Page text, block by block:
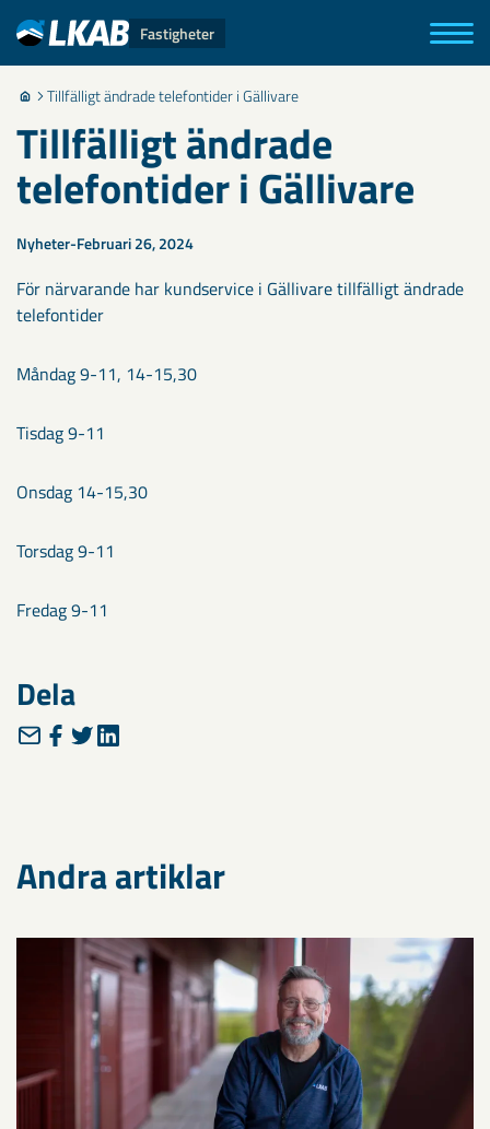
Fastigheter
Tillfälligt ändrade telefontider i Gällivare
Tillfälligt ändrade
telefontider i Gällivare
Nyheter Februari 26, 2024
För närvarande har kundservice i Gällivare tillfälligt ändrade
telefontider
Måndag 9-11, 14-15,30
Tisdag 9-11
Onsdag 14-15,30
Torsdag 9-11
Fredag 9-11
Dela
Andra artiklar